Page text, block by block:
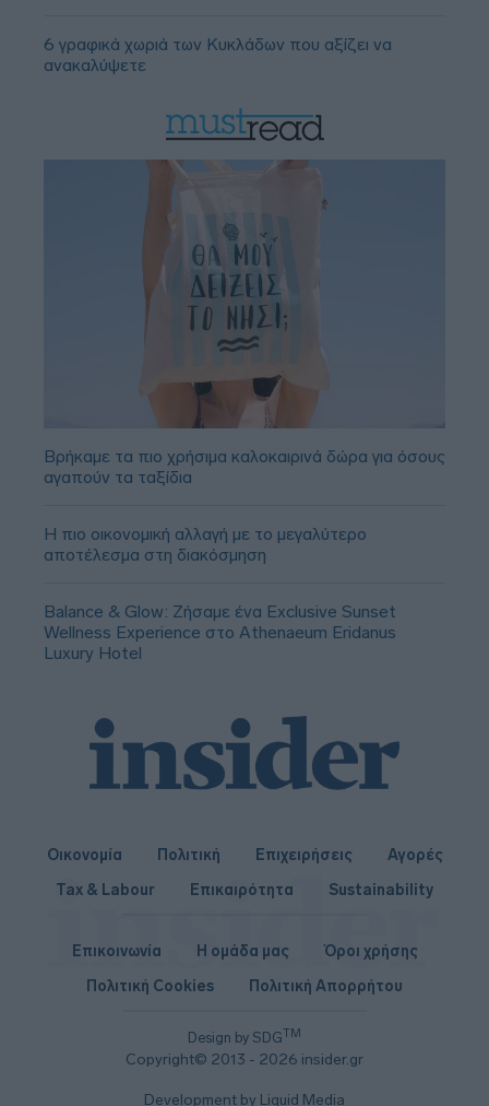
6 γραφικά χωριά των Κυκλάδων που αξίζει να
ανακαλύψετε
Βρήκαμε τα πιο χρήσιμα καλοκαιρινά δώρα για όσους
αγαπούν τα ταξίδια
Η πιο οικονομική αλλαγή με το μεγαλύτερο
αποτέλεσμα στη διακόσμηση
Balance & Glow: Ζήσαμε ένα Exclusive Sunset
Wellness Experience στο Athenaeum Eridanus
Luxury Hotel
Οικονομία Πολιτική Επιχειρήσεις
Αγορές
Tax & Labour
Επικαιρότητα Sustainability
Design by SDGTM
Copyright© 2013 - 2026 insider.gr
Επικοινωνία Η ομάδα μας
Όροι χρήσης
Πολιτική Cookies
Πολιτική Απορρήτου
Development by Liquid Media